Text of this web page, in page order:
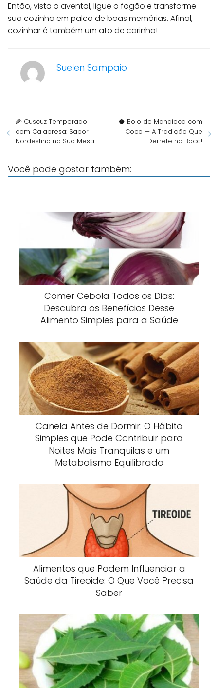
Então, vista o avental, ligue o fogão e transforme
sua cozinha em palco de boas memórias. Afinal,
cozinhar é também um ato de carinho!
Suelen Sampaio
🌽 Cuscuz Temperado
com Calabresa: Sabor
Nordestino na Sua Mesa
🥥 Bolo de Mandioca com
Coco — A Tradição Que
Derrete na Boca!
Você pode gostar também:
Comer Cebola Todos os Dias:
Descubra os Benefícios Desse
Alimento Simples para a Saúde
Canela Antes de Dormir: O Hábito
Simples que Pode Contribuir para
Noites Mais Tranquilas e um
Metabolismo Equilibrado
Alimentos que Podem Influenciar a
Saúde da Tireoide: O Que Você Precisa
Saber